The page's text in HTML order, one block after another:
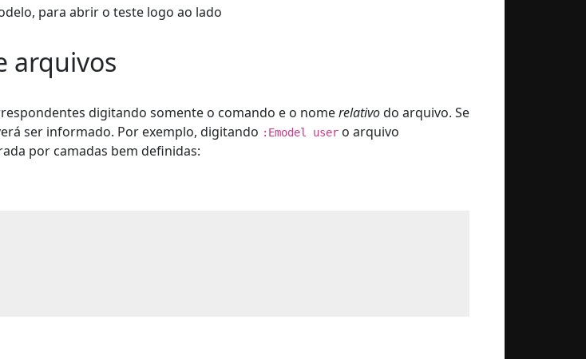
para abrir o teste logo ao lado
arquivos
digitando somente o comando e o nomerelativodo arquivo. Se
ser informado. Por exemplo, digitando :Emodel user o arquivo
por camadas bem definidas: